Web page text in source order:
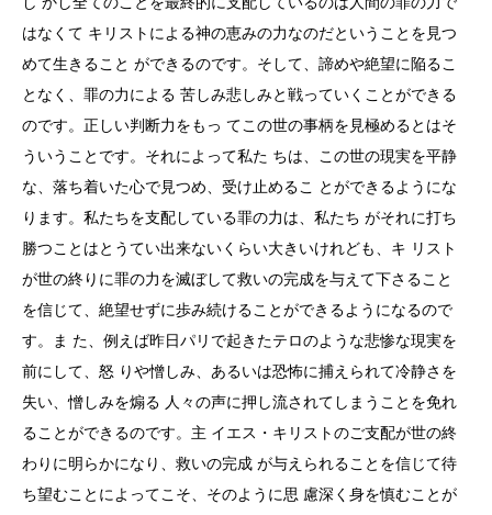
はなくて キリストによる神の恵みの力なのだということを見つ
めて生きること ができるのです。そして、諦めや絶望に陥るこ
となく、罪の力による 苦しみ悲しみと戦っていくことができる
のです。正しい判断力をもっ てこの世の事柄を見極めるとはそ
ういうことです。それによって私た ちは、この世の現実を平静
な、落ち着いた心で見つめ、受け止めるこ とができるようにな
ります。私たちを支配している罪の力は、私たち がそれに打ち
勝つことはとうてい出来ないくらい大きいけれども、キ リスト
が世の終りに罪の力を滅ぼして救いの完成を与えて下さること
を信じて、絶望せずに歩み続けることができるようになるので
す。ま た、例えば昨日パリで起きたテロのような悲惨な現実を
前にして、怒 りや憎しみ、あるいは恐怖に捕えられて冷静さを
失い、憎しみを煽る 人々の声に押し流されてしまうことを免れ
ることができるのです。主 イエス・キリストのご支配が世の終
わりに明らかになり、救いの完成 が与えられることを信じて待
ち望むことによってこそ、そのように思 慮深く身を慎むことが